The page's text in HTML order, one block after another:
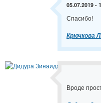
05.07.2019 -
Спасибо!
Крючкова
Вроде